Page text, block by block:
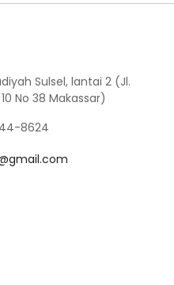
Sulsel, lantai 2 (Jl.
No 38 Makassar)
8624